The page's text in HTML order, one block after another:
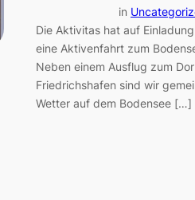
in
Die Aktivitas hat auf
eine Aktivenfahrt zum
Neben einem Ausflug zum
Friedrichshafen sind wir
Wetter auf dem Bodensee […]